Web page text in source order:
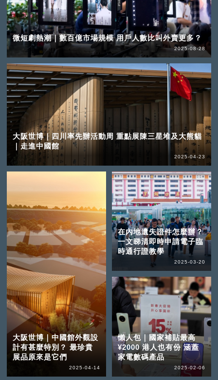
微短劇熱潮｜數百億市場規模 用戶人數比叫外賣更多？
2025-08-28
大阪世博｜四川率先辦活動周 重點展陳三星堆及大熊貓
｜走進中國館
2025-04-23
大阪世博｜中國館外觀設
計有甚麼特別？ 最珍貴
展品原來是它們
2025-04-14
在內地遺失證件怎麼辦？
一文睇清即時申請電子臨
時通行證教學
2025-03-20
懶人包｜國家補貼最高
¥2000 港人也有份 涵蓋
家電數碼產品
2025-02-06